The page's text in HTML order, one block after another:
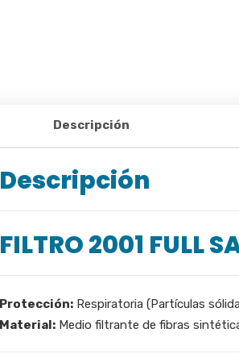
Descripción
Descripción
FILTRO 2001 FULL
Protección: Respiratoria (Partículas
Material: Medio filtrante de fibras